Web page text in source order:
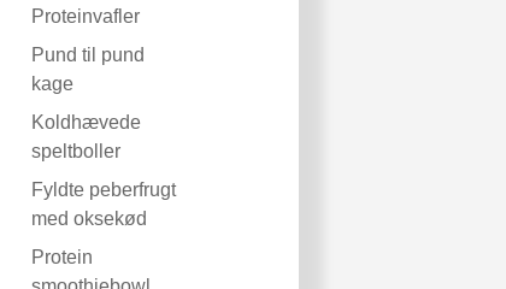
Proteinvafler
Pund til pund
kage
Koldhævede
speltboller
Fyldte peberfrugt
med oksekød
Protein